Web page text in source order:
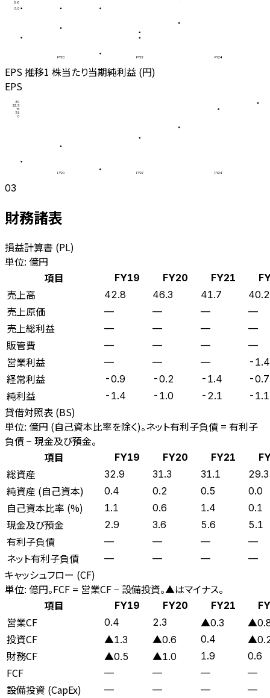
0.0
0.6
FY20 FY22 FY24
EPS 推移1 株当たり当期純利益 (円)
EPS
0
7.5
15
22.5
30
FY20 FY22 FY24
03
財務諸表
損益計算書 (PL)
単位: 億円
項目
FY19 FY20 FY21
売上高 42.8 46.3 41.7 40.2
売上原価 — — — —
売上総利益 — — — —
販管費 — — — —
営業利益 — — — -1.4
経常利益 -0.9 -0.2 -1.4 -0.7
純利益 -1.4 -1.0 -2.1 -1.1
貸借対照表 (BS)
単位: 億円 (自己資本比率を除く)。ネット有利子負債 = 有利子
負債 − 現金及び預金。
項目
FY19 FY20 FY21
総資産 32.9 31.3 31.1 29.3
純資産 (自己資本) 0.4 0.2 0.5 0.0
自己資本比率 (%) 1.1 0.6 1.4 0.1
現金及び預金 2.9 3.6 5.6 5.1
有利子負債 — — — —
ネット有利子負債 — — — —
キャッシュフロー (CF)
単位: 億円。FCF = 営業CF − 設備投資。▲はマイナス。
項目
FY19 FY20 FY21
営業CF 0.4 2.3 ▲0.3
投資CF ▲1.3 ▲0.6 0.4
財務CF ▲0.5 ▲1.0 1.9 0.6
FCF — — — —
設備投資 (CapEx) — — — —